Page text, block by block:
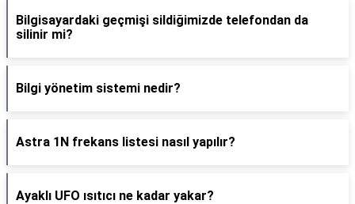
Bilgisayardaki geçmişi sildiğimizde telefondan da
silinir mi?
Bilgi yönetim sistemi nedir?
Astra 1N frekans listesi nasıl yapılır?
Ayaklı UFO ısıtıcı ne kadar yakar?